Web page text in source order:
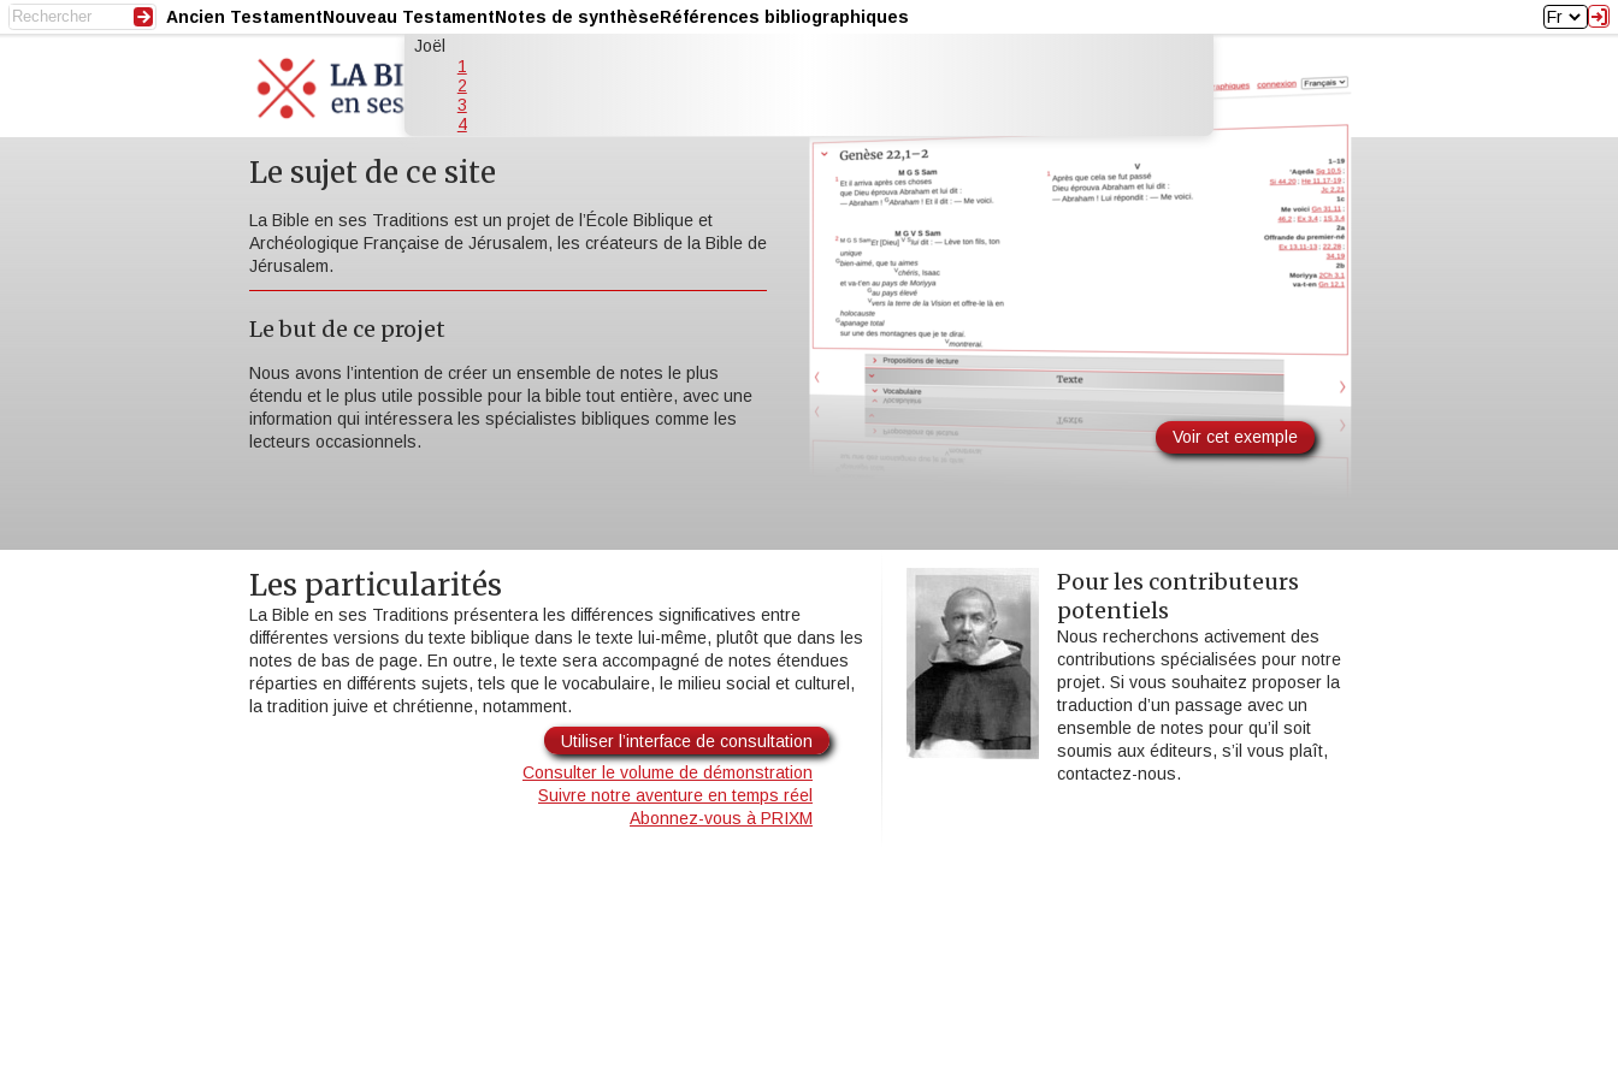
Ancien TestamentNouveau TestamentNotes de synthèseRéférences bibliographiques
Fr
Joël
1
2
3
4
Le sujet de ce site
La Bible en ses Traditions est un projet de l’École Biblique et
Archéologique Française de Jérusalem, les créateurs de la Bible de
Jérusalem.
Le but de ce projet
Nous avons l’intention de créer un ensemble de notes le plus
étendu et le plus utile possible pour la bible tout entière, avec une
information qui intéressera les spécialistes bibliques comme les
lecteurs occasionnels.
Voir cet exemple
Les particularités
La Bible en ses Traditions présentera les différences significatives entre
différentes versions du texte biblique dans le texte lui-même, plutôt que dans les
notes de bas de page. En outre, le texte sera accompagné de notes étendues
réparties en différents sujets, tels que le vocabulaire, le milieu social et culturel,
la tradition juive et chrétienne, notamment.
Utiliser l’interface de consultation
Consulter le volume de démonstration
Suivre notre aventure en temps réel
Abonnez-vous à PRIXM
Pour les contributeurs
potentiels
Nous recherchons activement des
contributions spécialisées pour notre
projet. Si vous souhaitez proposer la
traduction d’un passage avec un
ensemble de notes pour qu’il soit
soumis aux éditeurs, s’il vous plaît,
contactez-nous.